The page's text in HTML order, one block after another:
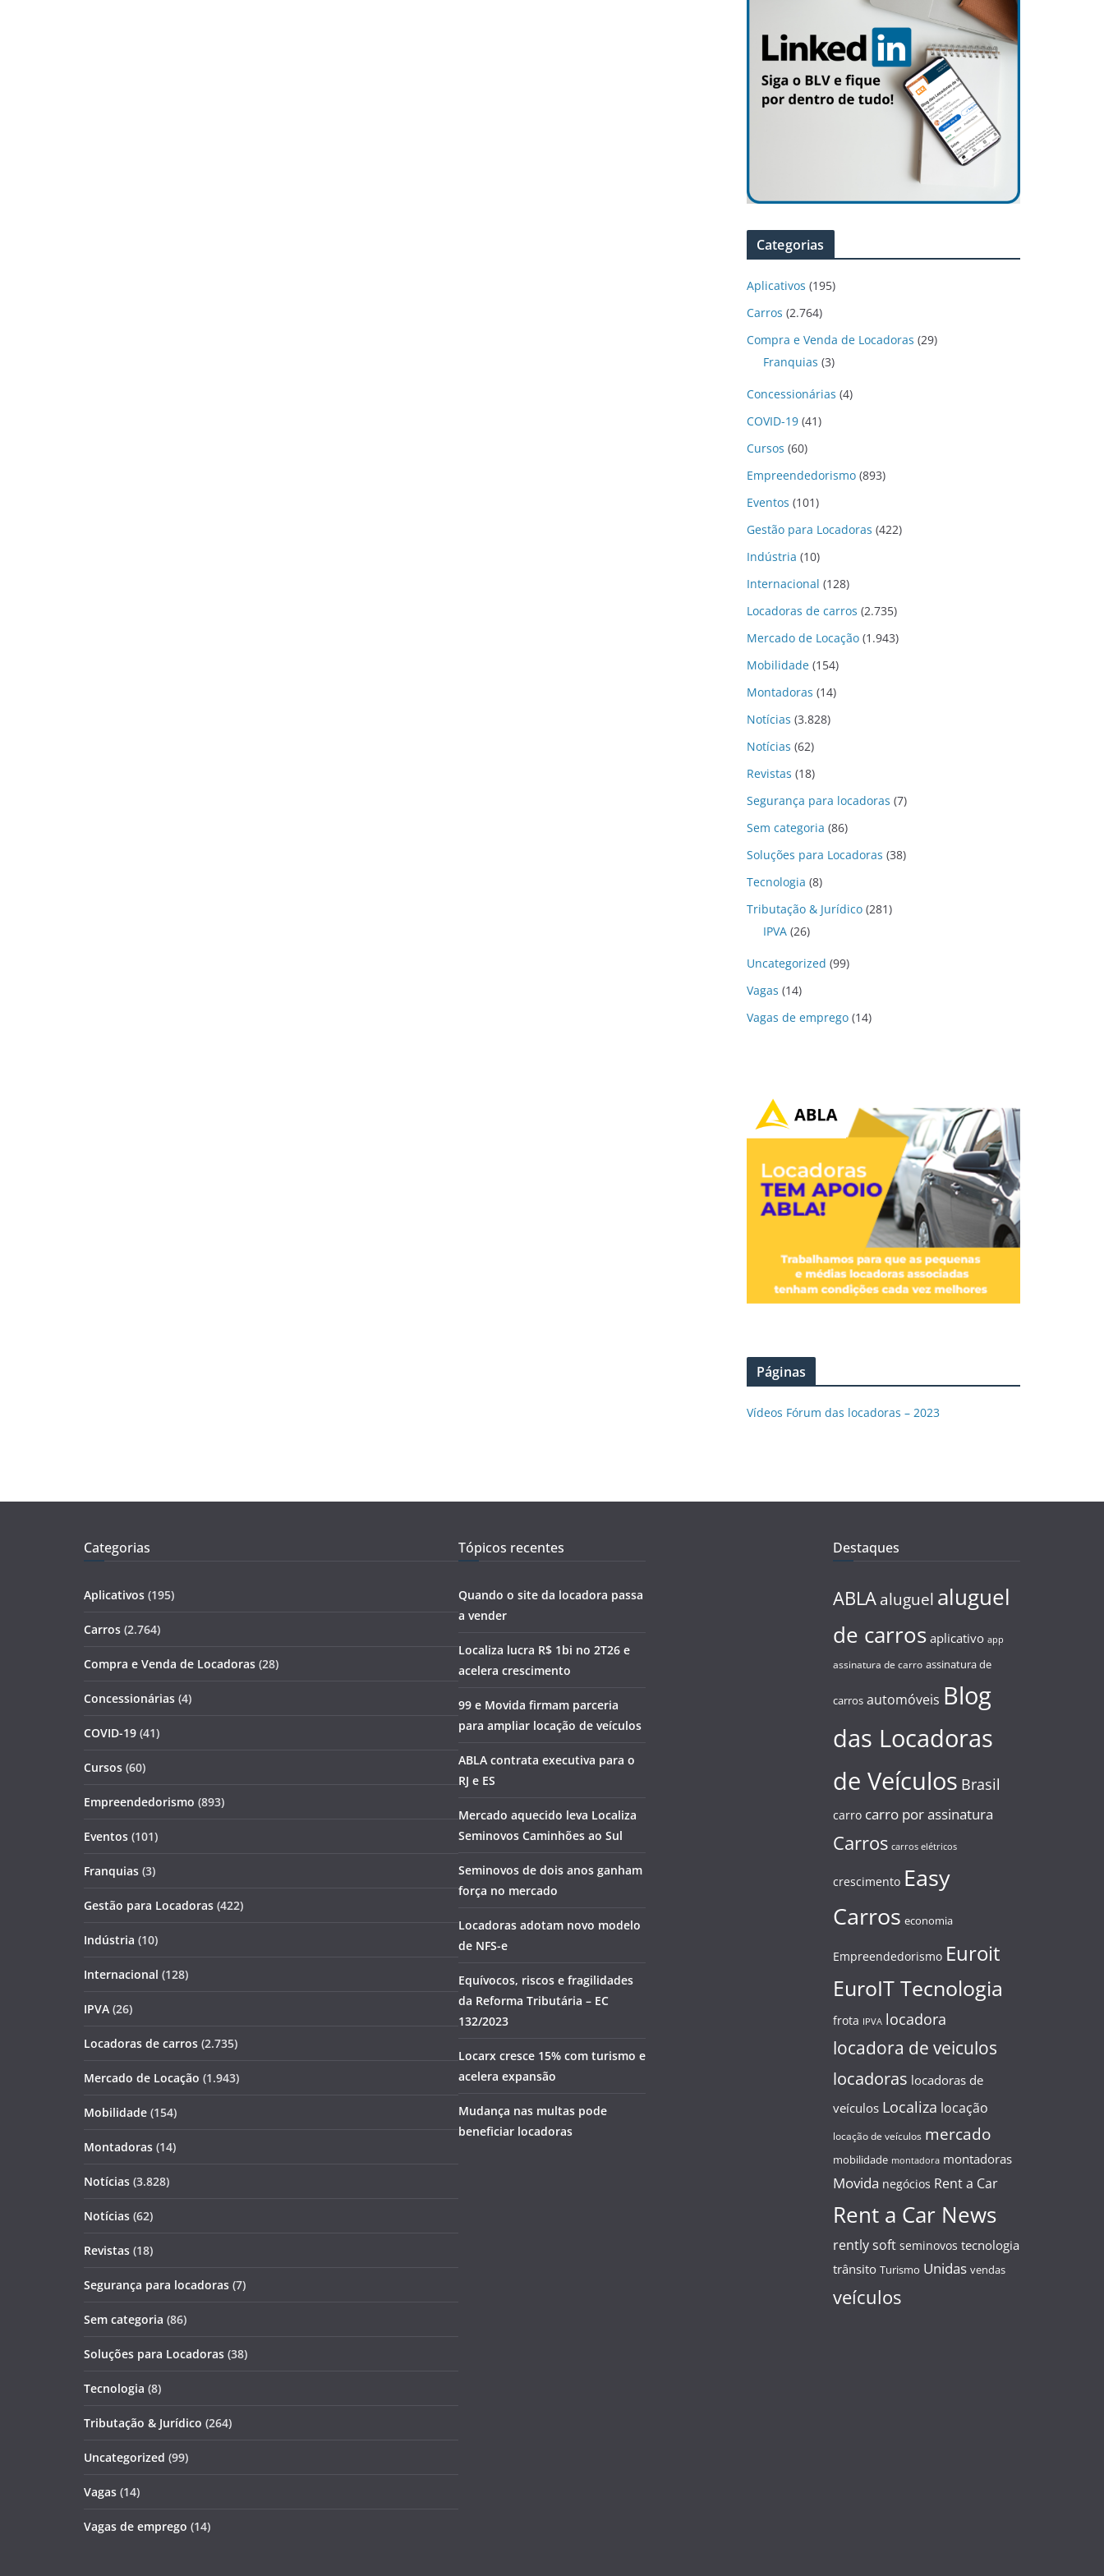
Categorias
Aplicativos (195)
Carros (2.764)
Compra e Venda de Locadoras (29)
Franquias (3)
Concessionárias (4)
COVID-19 (41)
Cursos (60)
Empreendedorismo (893)
Eventos (101)
Gestão para Locadoras (422)
Indústria (10)
Internacional (128)
Locadoras de carros (2.735)
Mercado de Locação (1.943)
Mobilidade (154)
Montadoras (14)
Notícias (3.828)
Notícias (62)
Revistas (18)
Segurança para locadoras (7)
Sem categoria (86)
Soluções para Locadoras (38)
Tecnologia (8)
Tributação & Jurídico (281)
IPVA (26)
Uncategorized (99)
Vagas (14)
Vagas de emprego (14)
Páginas
Vídeos Fórum das locadoras – 2023
Categorias
Aplicativos (195)
Carros (2.764)
Compra e Venda de Locadoras (28)
Concessionárias (4)
COVID-19 (41)
Cursos (60)
Empreendedorismo (893)
Eventos (101)
Franquias (3)
Gestão para Locadoras (422)
Indústria (10)
Internacional (128)
IPVA (26)
Locadoras de carros (2.735)
Mercado de Locação (1.943)
Mobilidade (154)
Montadoras (14)
Notícias (3.828)
Notícias (62)
Revistas (18)
Segurança para locadoras (7)
Sem categoria (86)
Soluções para Locadoras (38)
Tecnologia (8)
Tributação & Jurídico (264)
Uncategorized (99)
Vagas (14)
Vagas de emprego (14)
Tópicos recentes
Quando o site da locadora passa
a vender
Localiza lucra R$ 1bi no 2T26 e
acelera crescimento
99 e Movida firmam parceria
para ampliar locação de veículos
ABLA contrata executiva para o
RJ e ES
Mercado aquecido leva Localiza
Seminovos Caminhões ao Sul
Seminovos de dois anos ganham
força no mercado
Locadoras adotam novo modelo
de NFS-e
Equívocos, riscos e fragilidades
da Reforma Tributária – EC
132/2023
Locarx cresce 15% com turismo e
acelera expansão
Mudança nas multas pode
beneficiar locadoras
Destaques
ABLA aluguel aluguel
de carros aplicativo app
assinatura de carro assinatura de
carros automóveis Blog
das Locadoras
de Veículos Brasil
carro carro por assinatura
Carros carros elétricos
crescimento Easy
Carros economia
Empreendedorismo Euroit
EuroIT Tecnologia
frota IPVA locadora
locadora de veiculos
locadoras locadoras de
veículos Localiza locação
locação de veículos mercado
mobilidade montadora montadoras
Movida negócios Rent a Car
Rent a Car News
rently soft seminovos tecnologia
trânsito Turismo Unidas vendas
veículos